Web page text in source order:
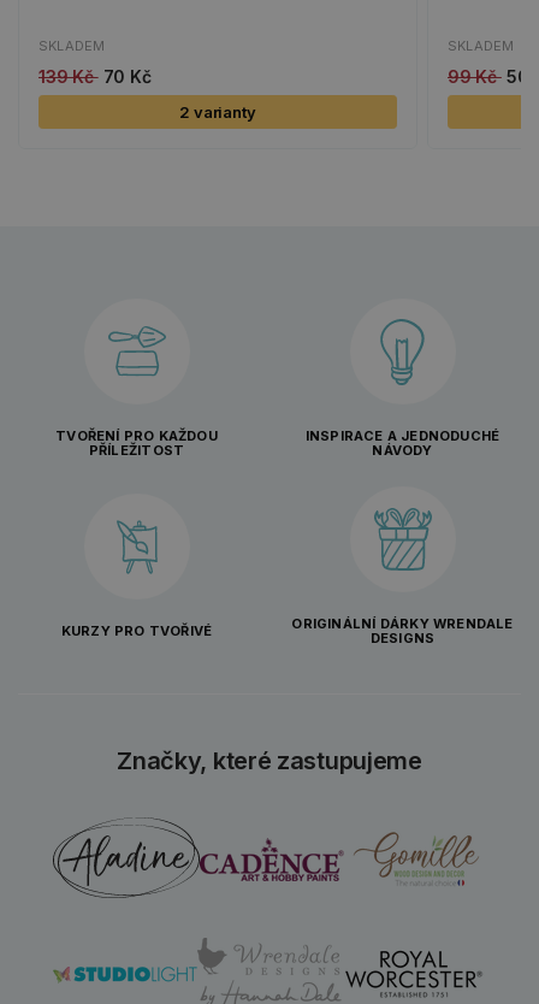
SKLADEM
139 Kč 70 Kč
2 varianty
SKLADEM
99 Kč 50
TVOŘENÍ PRO KAŽDOU
PŘÍLEŽITOST
INSPIRACE A JEDNODUCHÉ
NÁVODY
KURZY PRO TVOŘIVÉ
ORIGINÁLNÍ DÁRKY WRENDALE
DESIGNS
Značky, které zastupujeme